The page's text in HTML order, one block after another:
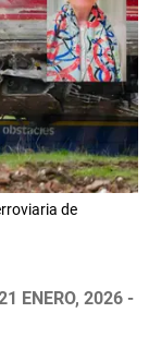
de
ENERO, 2026 -